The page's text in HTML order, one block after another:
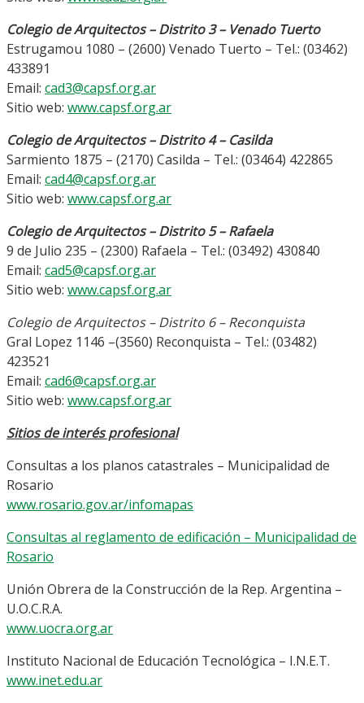
Colegio de Arquitectos – Distrito 3 – Venado Tuerto
Estrugamou 1080 – (2600) Venado Tuerto – Tel.: (03462)
433891
Email: cad3@capsf.org.ar
Sitio web: www.capsf.org.ar
Colegio de Arquitectos – Distrito 4 – Casilda
Sarmiento 1875 – (2170) Casilda – Tel.: (03464) 422865
Email: cad4@capsf.org.ar
Sitio web: www.capsf.org.ar
Colegio de Arquitectos – Distrito 5 – Rafaela
9 de Julio 235 – (2300) Rafaela – Tel.: (03492) 430840
Email: cad5@capsf.org.ar
Sitio web: www.capsf.org.ar
Colegio de Arquitectos – Distrito 6 – Reconquista
Gral Lopez 1146 –(3560) Reconquista – Tel.: (03482)
423521
Email: cad6@capsf.org.ar
Sitio web: www.capsf.org.ar
Sitios de interés profesional
Consultas a los planos catastrales – Municipalidad de
Rosario
www.rosario.gov.ar/infomapas
Consultas al reglamento de edificación – Municipalidad de
Rosario
Unión Obrera de la Construcción de la Rep. Argentina –
U.O.C.R.A.
www.uocra.org.ar
Instituto Nacional de Educación Tecnológica – I.N.E.T.
www.inet.edu.ar